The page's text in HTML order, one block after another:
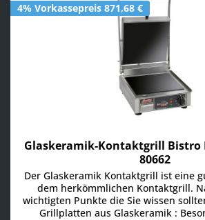
4% Vorkassepreis 871,68 €
Glaskeramik-Kontaktgrill Bistro
80662
Der Glaskeramik Kontaktgrill ist eine
dem herkömmlichen Kontaktgrill.
wichtigten Punkte die Sie wissen
Grillplatten aus Glaskeramik :